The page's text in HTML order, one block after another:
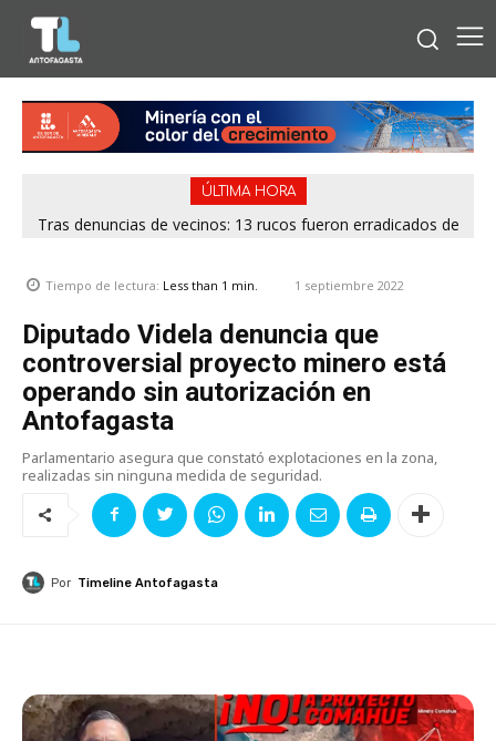
ÚLTIMA HORA
Tras denuncias de vecinos: 13 rucos fueron erradicados de
Tiempo de lectura: Less than 1 min. 1 septiembre 2022
Diputado Videla denuncia que
controversial proyecto minero está
operando sin autorización en
Antofagasta
Parlamentario asegura que constató explotaciones en la zona,
realizadas sin ninguna medida de seguridad.
Por Timeline Antofagasta